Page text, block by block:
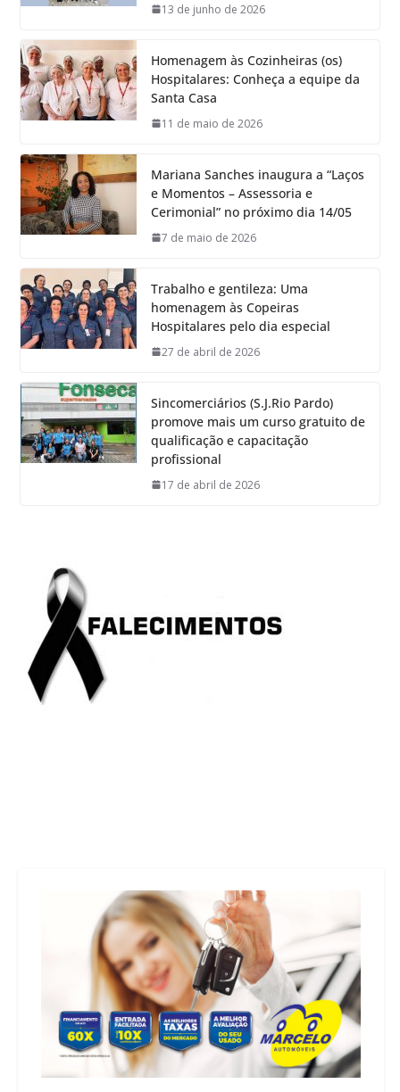
13 de junho de 2026
Homenagem às Cozinheiras (os)
Hospitalares: Conheça a equipe da
Santa Casa
11 de maio de 2026
Mariana Sanches inaugura a “Laços
e Momentos – Assessoria e
Cerimonial” no próximo dia 14/05
7 de maio de 2026
Trabalho e gentileza: Uma
homenagem às Copeiras
Hospitalares pelo dia especial
27 de abril de 2026
Sincomerciários (S.J.Rio Pardo)
promove mais um curso gratuito de
qualificação e capacitação
profissional
17 de abril de 2026